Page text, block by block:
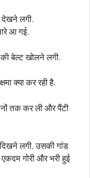
देखने लगी.
आ गई.
बेल्ट खोलने लगी.
क्या कर रही है.
तक कर ली और पैंटी
लगी. उसकी गांड
गोरी और भरी हुई